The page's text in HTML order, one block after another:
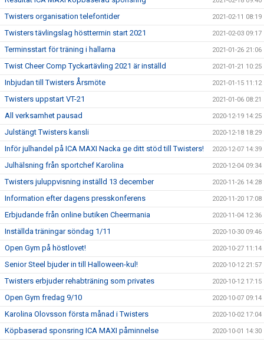
Twisters organisation telefontider 2021-02-11 08:19
Twisters tävlingslag hösttermin start 2021 2021-02-03 09:17
Terminsstart för träning i hallarna 2021-01-26 21:06
Twist Cheer Comp Tyckartävling 2021 är inställd 2021-01-21 10:25
Inbjudan till Twisters Årsmöte 2021-01-15 11:12
Twisters uppstart VT-21 2021-01-06 08:21
All verksamhet pausad 2020-12-19 14:25
Julstängt Twisters kansli 2020-12-18 18:29
Inför julhandel på ICA MAXI Nacka ge ditt stöd till Twisters! 2020-12-07 14:39
Julhälsning från sportchef Karolina 2020-12-04 09:34
Twisters juluppvisning inställd 13 december 2020-11-26 14:28
Information efter dagens presskonferens 2020-11-20 17:08
Erbjudande från online butiken Cheermania 2020-11-04 12:36
Inställda träningar söndag 1/11 2020-10-30 09:46
Open Gym på höstlovet! 2020-10-27 11:14
Senior Steel bjuder in till Halloween-kul! 2020-10-12 21:57
Twisters erbjuder rehabträning som privates 2020-10-12 17:15
Open Gym fredag 9/10 2020-10-07 09:14
Karolina Olovsson första månad i Twisters 2020-10-02 17:04
Köpbaserad sponsring ICA MAXI påminnelse 2020-10-01 14:30